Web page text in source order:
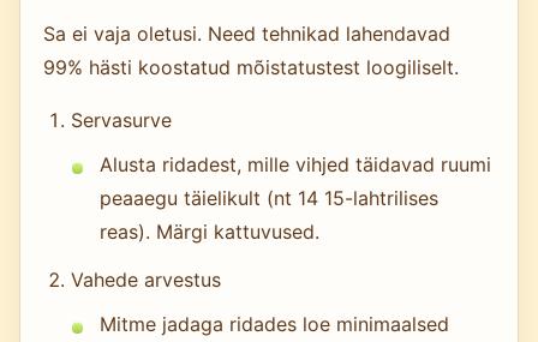
Sa ei vaja oletusi. Need tehnikad lahendavad
99% hästi koostatud mõistatustest loogiliselt.
Servasurve
Alusta ridadest, mille vihjed täidavad ruumi
peaaegu täielikult (nt 14 15-lahtrilises
reas). Märgi kattuvused.
Vahede arvestus
Mitme jadaga ridades loe minimaalsed